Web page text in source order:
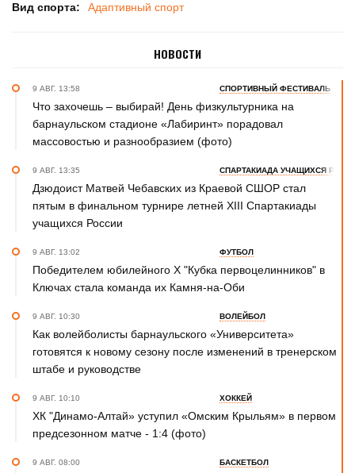
Вид спорта: Адаптивный спорт
НОВОСТИ
9 АВГ. 13:58 СПОРТИВНЫЙ ФЕСТИВАЛЬ
Что захочешь – выбирай! День физкультурника на
барнаульском стадионе «Лабиринт» порадовал
массовостью и разнообразием (фото)
9 АВГ. 13:35 СПАРТАКИАДА УЧАЩИХСЯ
Дзюдоист Матвей Чебавских из Краевой СШОР стал
пятым в финальном турнире летней XIII Спартакиады
учащихся России
9 АВГ. 13:02 ФУТБОЛ
Победителем юбилейного Х "Кубка первоцелинников" в
Ключах стала команда их Камня-на-Оби
9 АВГ. 10:30 ВОЛЕЙБОЛ
Как волейболисты барнаульского «Университета»
готовятся к новому сезону после изменений в тренерском
штабе и руководстве
9 АВГ. 10:10 ХОККЕЙ
ХК "Динамо-Алтай» уступил «Омским Крыльям» в первом
предсезонном матче - 1:4 (фото)
9 АВГ. 08:00 БАСКЕТБОЛ